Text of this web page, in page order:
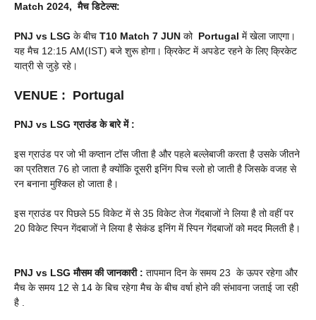
Match 2024, मैच डिटेल्स:
PNJ vs LSG के बीच T10 Match 7 JUN को Portugal में खेला जाएगा।
यह मैच 12:15 AM(IST) बजे शुरू होगा। क्रिकेट में अपडेट रहने के लिए क्रिकेट
यात्री से जुड़े रहे।
VENUE : Portugal
PNJ vs LSGग्राउंड के बारे में :
इस ग्राउंड पर जो भी कप्तान टॉस जीता है और पहले बल्लेबाजी करता है उसके जीतने
का प्रतिशत 76 हो जाता है क्योंकि दूसरी इनिंग पिच स्लो हो जाती है जिसके वजह से
रन बनाना मुश्किल हो जाता है।
इस ग्राउंड पर पिछले 55 विकेट में से 35 विकेट तेज गेंदबाजों ने लिया है तो वहीं पर
20 विकेट स्पिन गेंदबाजों ने लिया है सेकंड इनिंग में स्पिन गेंदबाजों को मदद मिलती है।
PNJ vs LSGमौसम की जानकारी : तापमान दिन के समय 23 के ऊपर रहेगा और
मैच के समय 12 से 14 के बिच रहेगा मैच के बीच वर्षा होने की संभावना जताई जा रही
है .